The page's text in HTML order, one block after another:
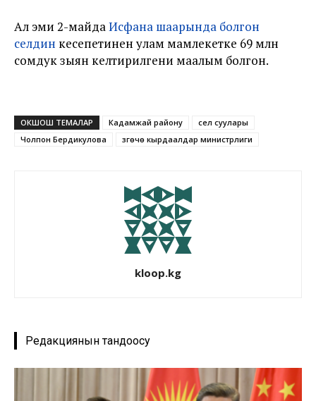
Ал эми 2-майдаИсфана шаарында болгон
селдин кесепетинен улам мамлекетке 69 млн
сомдук зыян келтирилгени маалым болгон.
ОКШОШ ТЕМАЛАР Кадамжай району
сел суулары
Чолпон Бердикулова
Өзгөчө кырдаалдар министрлиги
kloop.kg
Редакциянын тандоосу